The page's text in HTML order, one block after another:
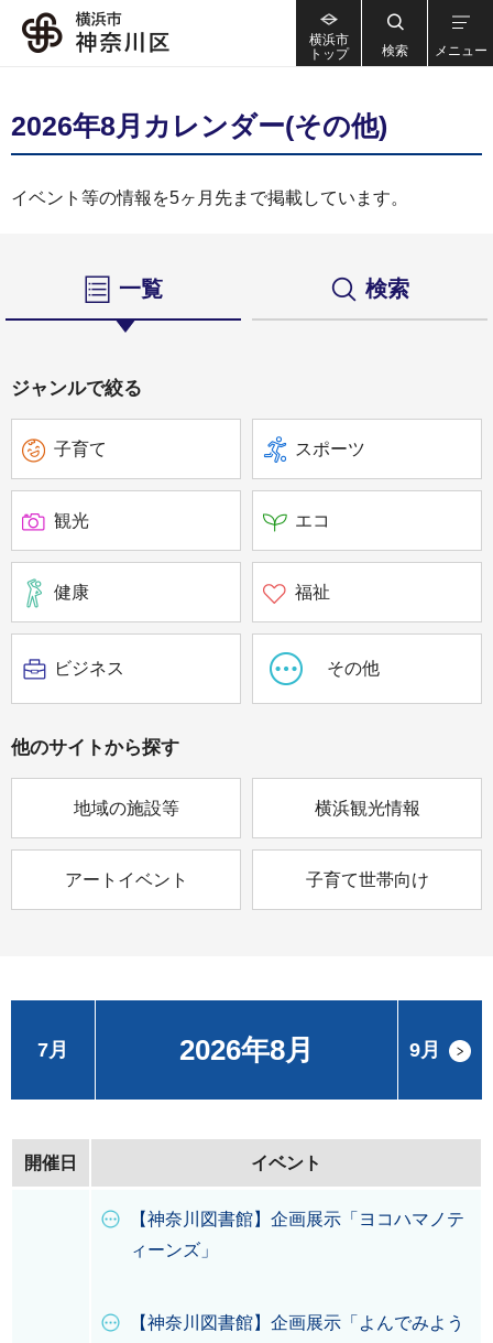
横浜市
トップ
検索 メニュー
2026年8月カレンダー(その他)
イベント等の情報を5ヶ月先まで掲載しています。
一覧 検索
ジャンルで絞る
子育て スポーツ
観光 エコ
健康 福祉
ビジネス その他
他のサイトから探す
地域の施設等 横浜観光情報
アートイベント 子育て世帯向け
2026年8月
7月 9月
開催日 イベント
【神奈川図書館】企画展示「ヨコハマノテ
ィーンズ」
【神奈川図書館】企画展示「よんでみよう